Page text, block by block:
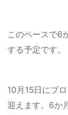
このペースで6
する予定です。
10月15日にブ
迎えます。6か